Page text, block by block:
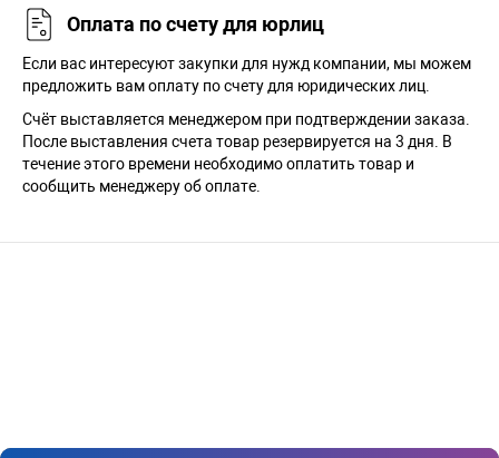
Оплата по счету для юрлиц
Если вас интересуют закупки для нужд компании, мы можем
предложить вам оплату по счету для юридических лиц.
Счёт выставляется менеджером при подтверждении заказа.
После выставления счета товар резервируется на 3 дня. В
течение этого времени необходимо оплатить товар и
сообщить менеджеру об оплате.